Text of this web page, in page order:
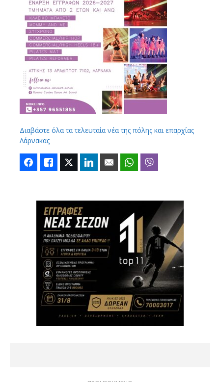
Διαβάστε όλα τα τελευταία νέα της πόλης και επαρχίας
Λάρνακας
FacebookLike Twitter LinkedIn Email WhatsApp